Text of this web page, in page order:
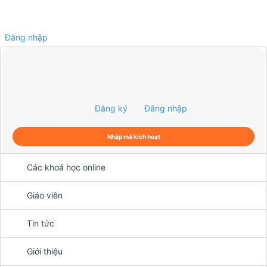
Đăng nhập
Đăng ký Đăng nhập
Nhập mã kích hoạt
Các khoá học online
Giáo viên
Tin tức
Giới thiệu